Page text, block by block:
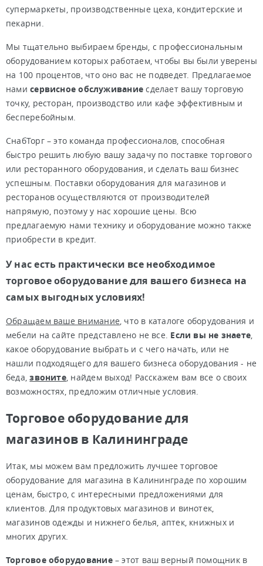
супермаркеты, производственные цеха, кондитерские и
пекарни.
Мы тщательно выбираем бренды, с профессиональным
оборудованием которых работаем, чтобы вы были уверены
на 100 процентов, что оно вас не подведет. Предлагаемое
намисервисное обслуживание сделает вашу торговую
точку, ресторан, производство или кафе эффективным и
бесперебойным.
СнабТорг – это команда профессионалов, способная
быстро решить любую вашу задачу по поставке торгового
или ресторанного оборудования, и сделать ваш бизнес
успешным. Поставки оборудования для магазинов и
ресторанов осуществляются от производителей
напрямую, поэтому у нас хорошие цены. Всю
предлагаемую нами технику и оборудование можно также
приобрести в кредит.
У нас есть практически все необходимое
торговое оборудование для вашего бизнеса на
самых выгодных условиях!
Обращаем ваше внимание, что в каталоге оборудования и
мебели на сайте представлено не все. Если вы не знаете,
какое оборудование выбрать и с чего начать, или не
нашли подходящего для вашего бизнеса оборудования - не
беда,звоните, найдем выход! Расскажем вам все о своих
возможностях, предложим отличные условия.
Торговое оборудование для
магазинов в Калининграде
Итак, мы можем вам предложить лучшее торговое
оборудование для магазина в Калининграде по хорошим
ценам, быстро, с интересными предложениями для
клиентов. Для продуктовых магазинов и винотек,
магазинов одежды и нижнего белья, аптек, книжных и
многих других.
Торговое оборудование– этот ваш верный помощник в